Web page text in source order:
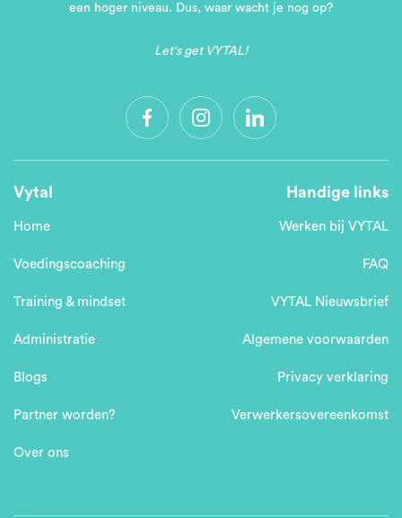
een hoger niveau. Dus, waar wacht je nog op?
Let's get VYTAL!
Vytal
Home
Voedingscoaching
Training & mindset
Administratie
Blogs
Partner worden?
Over ons
Handige links
Werken bij VYTAL
FAQ
VYTAL Nieuwsbrief
Algemene voorwaarden
Privacy verklaring
Verwerkersovereenkomst